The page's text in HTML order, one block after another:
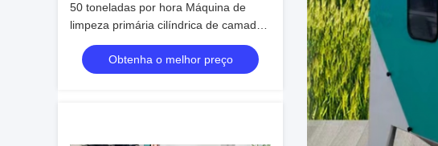
50 toneladas por hora Máquina de
limpeza primária cilíndrica de camada
única
Obtenha o melhor preço